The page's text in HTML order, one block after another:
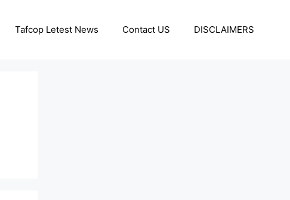
Tafcop Letest News Contact US DISCLAIMERS